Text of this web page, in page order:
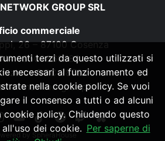
GROUP SRL
commerciale
26 – 87100 Cosenza
IVA 03500860782
ROC 28794
by SpheraHouse
terzi da questo utilizzati si
necessari al funzionamento ed
nella cookie policy. Se vuoi
il consenso a tutti o ad alcuni
cookie policy. Chiudendo questo
dei cookie. Per saperne di